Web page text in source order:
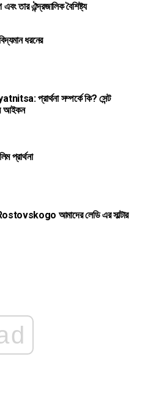
তার ঐন্দ্রজালিক বৈশিষ্ট্য
ধরনের
প্রার্থনা সম্পর্কে কি? সেন্ট
আইকন
প্রার্থনা
আমাদের লেডি এর সাল্টার